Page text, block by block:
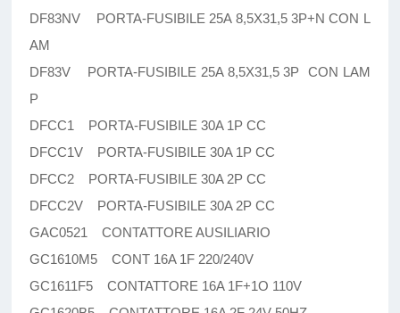
DF83NV PORTA-FUSIBILE 25A 8,5X31,5 3P+N CON L
AM
DF83V PORTA-FUSIBILE 25A 8,5X31,5 3P CON LAM
P
DFCC1 PORTA-FUSIBILE 30A 1P CC
DFCC1V PORTA-FUSIBILE 30A 1P CC
DFCC2 PORTA-FUSIBILE 30A 2P CC
DFCC2V PORTA-FUSIBILE 30A 2P CC
GAC0521 CONTATTORE AUSILIARIO
GC1610M5 CONT 16A 1F 220/240V
GC1611F5 CONTATTORE 16A 1F+1O 110V